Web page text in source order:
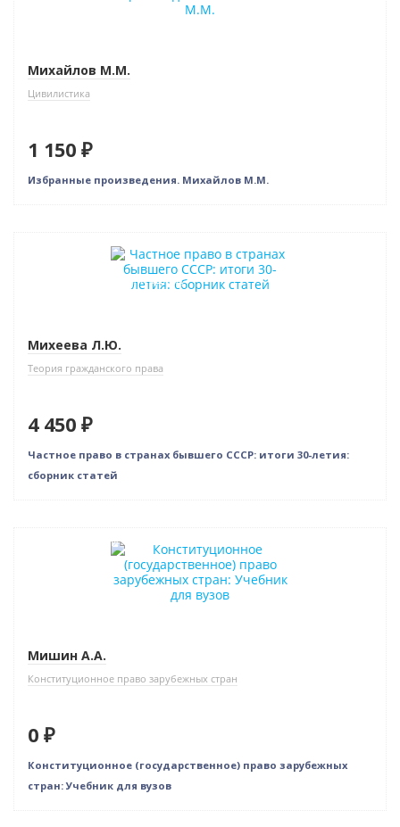
Михайлов М.М.
Цивилистика
1 150 ₽
Избранные произведения. Михайлов М.М.
Индивидуальный подход
Михеева Л.Ю.
Теория гражданского права
4 450 ₽
Частное право в странах бывшего СССР: итоги 30-летия:
сборник статей
Нет в наличии
Мишин А.А.
Конституционное право зарубежных стран
0 ₽
Конституционное (государственное) право зарубежных
стран: Учебник для вузов